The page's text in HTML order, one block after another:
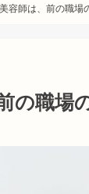
美容師は、前の職場
の職場